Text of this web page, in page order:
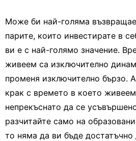
Може би най-голяма
парите, които инвестирате в
ви е с най-голямо значение.
живеем са изключително
променя изключително бързо.
крак с времето в което
непрекъснато да се
разчитайте само на
то няма да ви бъде достатъчно